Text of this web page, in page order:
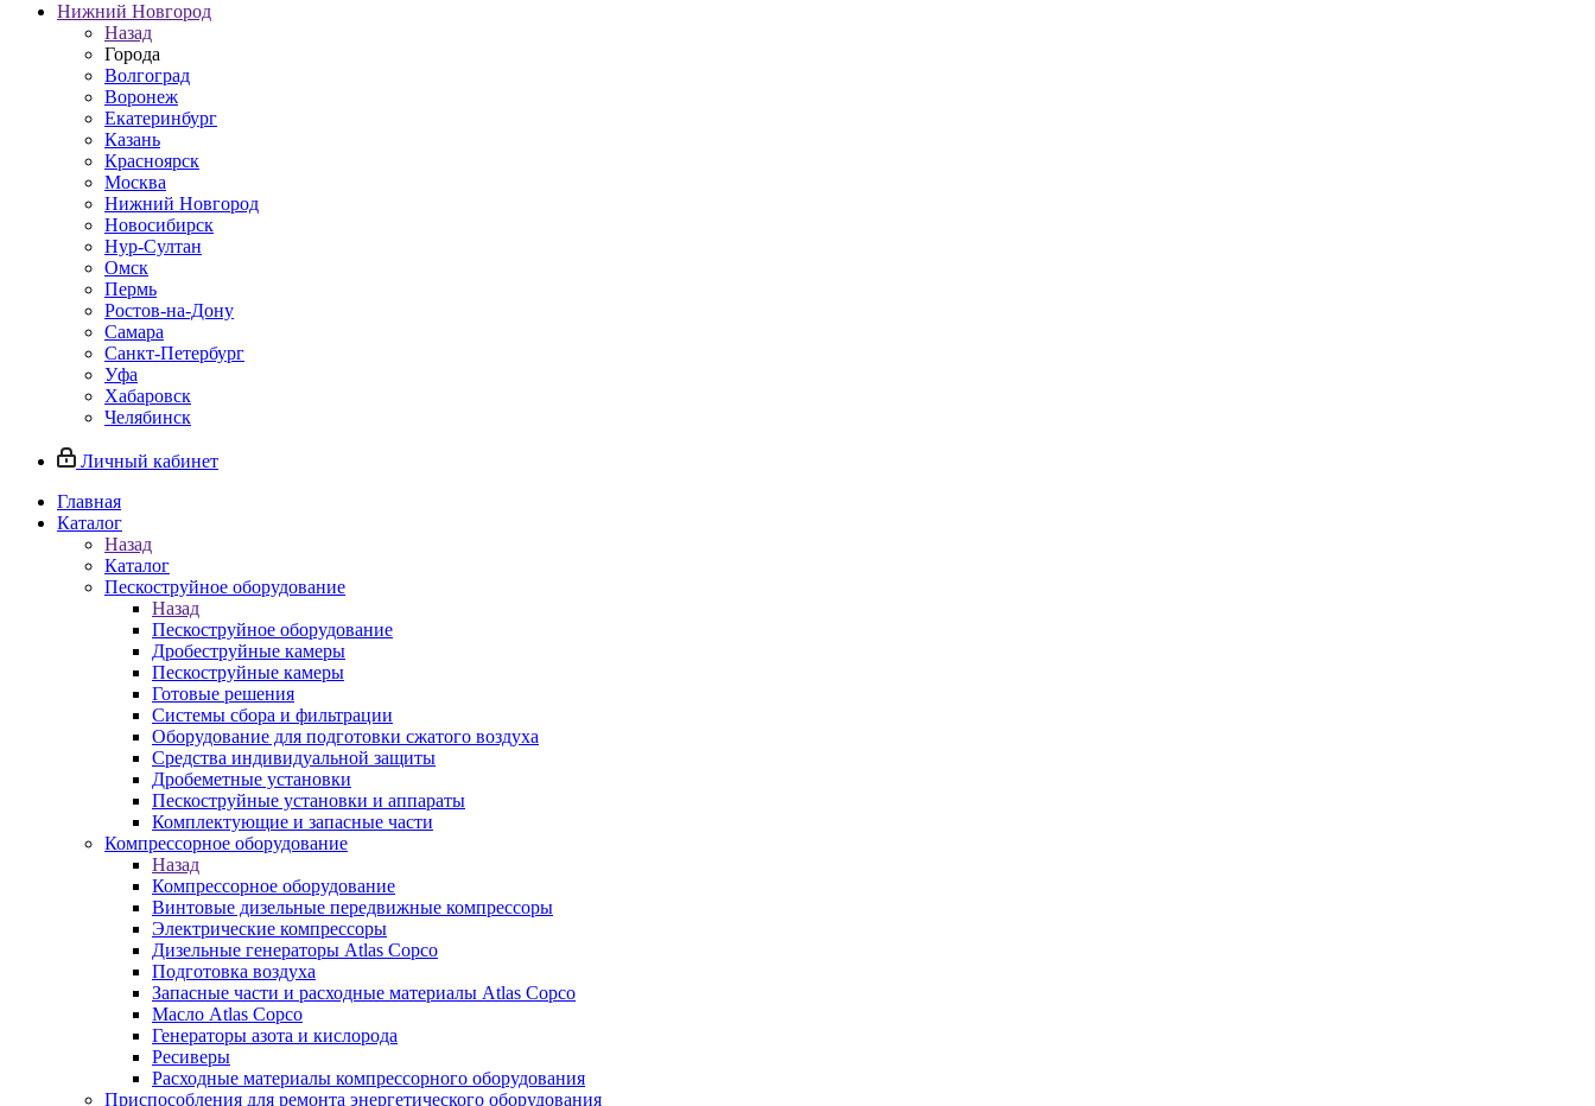
Нижний Новгород
Назад
Города
Волгоград
Воронеж
Екатеринбург
Казань
Красноярск
Москва
Нижний Новгород
Новосибирск
Нур-Султан
Омск
Пермь
Ростов-на-Дону
Самара
Санкт-Петербург
Уфа
Хабаровск
Челябинск
Личный кабинет
Главная
Каталог
Назад
Каталог
Пескоструйное оборудование
Назад
Пескоструйное оборудование
Дробеструйные камеры
Пескоструйные камеры
Готовые решения
Системы сбора и фильтрации
Оборудование для подготовки сжатого воздуха
Средства индивидуальной защиты
Дробеметные установки
Пескоструйные установки и аппараты
Комплектующие и запасные части
Компрессорное оборудование
Назад
Компрессорное оборудование
Винтовые дизельные передвижные компрессоры
Электрические компрессоры
Дизельные генераторы Atlas Copco
Подготовка воздуха
Запасные части и расходные материалы Atlas Copco
Масло Atlas Copco
Генераторы азота и кислорода
Ресиверы
Расходные материалы компрессорного оборудования
Приспособления для ремонта энергетического оборудования